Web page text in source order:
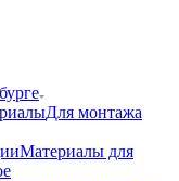
Для монтажа
Материалы для